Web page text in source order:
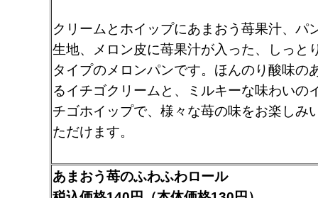
クリームとホイップにあまおう苺果汁、パ
生地、メロン皮に苺果汁が入った、しっと
タイプのメロンパンです。ほんのり酸味の
るイチゴクリームと、ミルキーな味わいの
チゴホイップで、様々な苺の味をお楽しみ
ただけます。
あまおう苺のふわふわロール